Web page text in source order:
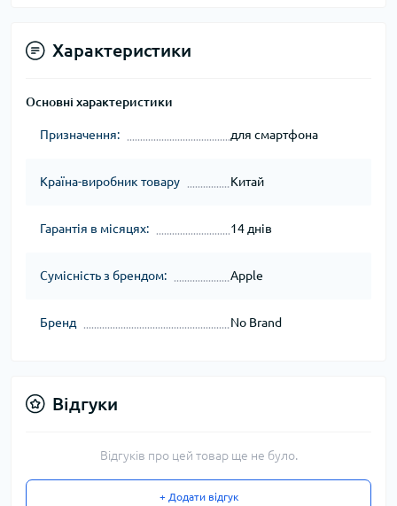
Характеристики
Основні характеристики
Призначення: для смартфона
Країна-виробник товару Китай
Гарантія в місяцях: 14 днів
Сумісність з брендом: Apple
Бренд No Brand
Відгуки
Відгуків про цей товар ще не було.
+ Додати відгук